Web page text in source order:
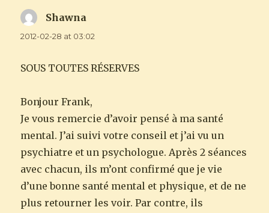
Shawna
2012-02-28 at 03:02
SOUS TOUTES RÉSERVES
Bonjour Frank,
Je vous remercie d’avoir pensé à ma santé
mental. J’ai suivi votre conseil et j’ai vu un
psychiatre et un psychologue. Après 2 séances
avec chacun, ils m’ont confirmé que je vie
d’une bonne santé mental et physique, et de ne
plus retourner les voir. Par contre, ils